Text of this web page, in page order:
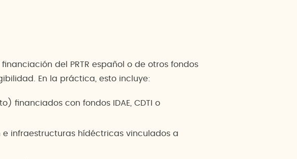
del PRTR español o de otros fondos
En la práctica, esto incluye:
financiados con fondos IDAE, CDTI o
infraestructuras hídéctricas vinculados a